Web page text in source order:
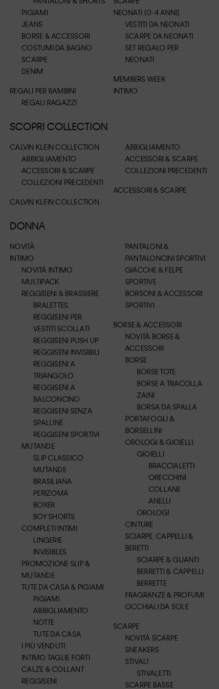
PIGIAMI
JEANS
BORSE & ACCESSORI
COSTUMI DA BAGNO
SCARPE
DENIM
REGALI PER BAMBINI
REGALI RAGAZZI
NEONATI (0-4 ANNI)
VESTITI DA NEONATI
SCARPE DA NEONATI
SET REGALO PER
NEONATI
MEMBERS WEEK
INTIMO
SCOPRI COLLECTION
CALVIN KLEIN COLLECTION
ABBIGLIAMENTO
ACCESSORI & SCARPE
COLLEZIONI PRECEDENTI
CALVIN KLEIN COLLECTION
ABBIGLIAMENTO
ACCESSORI & SCARPE
COLLEZIONI PRECEDENTI
ACCESSORI & SCARPE
DONNA
NOVITÀ
INTIMO
NOVITÀ INTIMO
MULTIPACK
REGGISENI & BRASSIERE
BRALETTES
REGGISENI PER
VESTITI SCOLLATI
REGGISENI PUSH UP
REGGISENI INVISIBILI
REGGISENI A
TRIANGOLO
REGGISENI A
BALCONCINO
REGGISENI SENZA
SPALLINE
REGGISENI SPORTIVI
MUTANDE
SLIP CLASSICO
MUTANDE
BRASILIANA
PERIZOMA
BOXER
BOY SHORTS
COMPLETI INTIMI
LINGERIE
INVISIBLES
PROMOZIONE SLIP &
MUTANDE
TUTE DA CASA & PIGIAMI
PIGIAMI
ABBIGLIAMENTO
NOTTE
TUTE DA CASA
I PIÙ VENDUTI
INTIMO TAGLIE FORTI
CALZE & COLLANT
REGGISENI
PANTALONI &
PANTALONCINI SPORTIVI
GIACCHE & FELPE
SPORTIVE
BORSONI & ACCESSORI
SPORTIVI
BORSE & ACCESSORI
NOVITÀ BORSE &
ACCESSORI
BORSE
BORSE TOTE
BORSE A TRACOLLA
ZAINI
BORSA DA SPALLA
PORTAFOGLI &
BORSELLINI
OROLOGI & GIOIELLI
GIOIELLI
BRACCIALETTI
ORECCHINI
COLLANE
ANELLI
OROLOGI
CINTURE
SCIARPE, CAPPELLI &
BERETTI
SCIARPE & GUANTI
BERRETTI & CAPPELLI
BERRETTE
FRAGRANZE & PROFUMI
OCCHIALI DA SOLE
SCARPE
NOVITÀ SCARPE
SNEAKERS
STIVALI
STIVALETTI
SCARPE BASSE